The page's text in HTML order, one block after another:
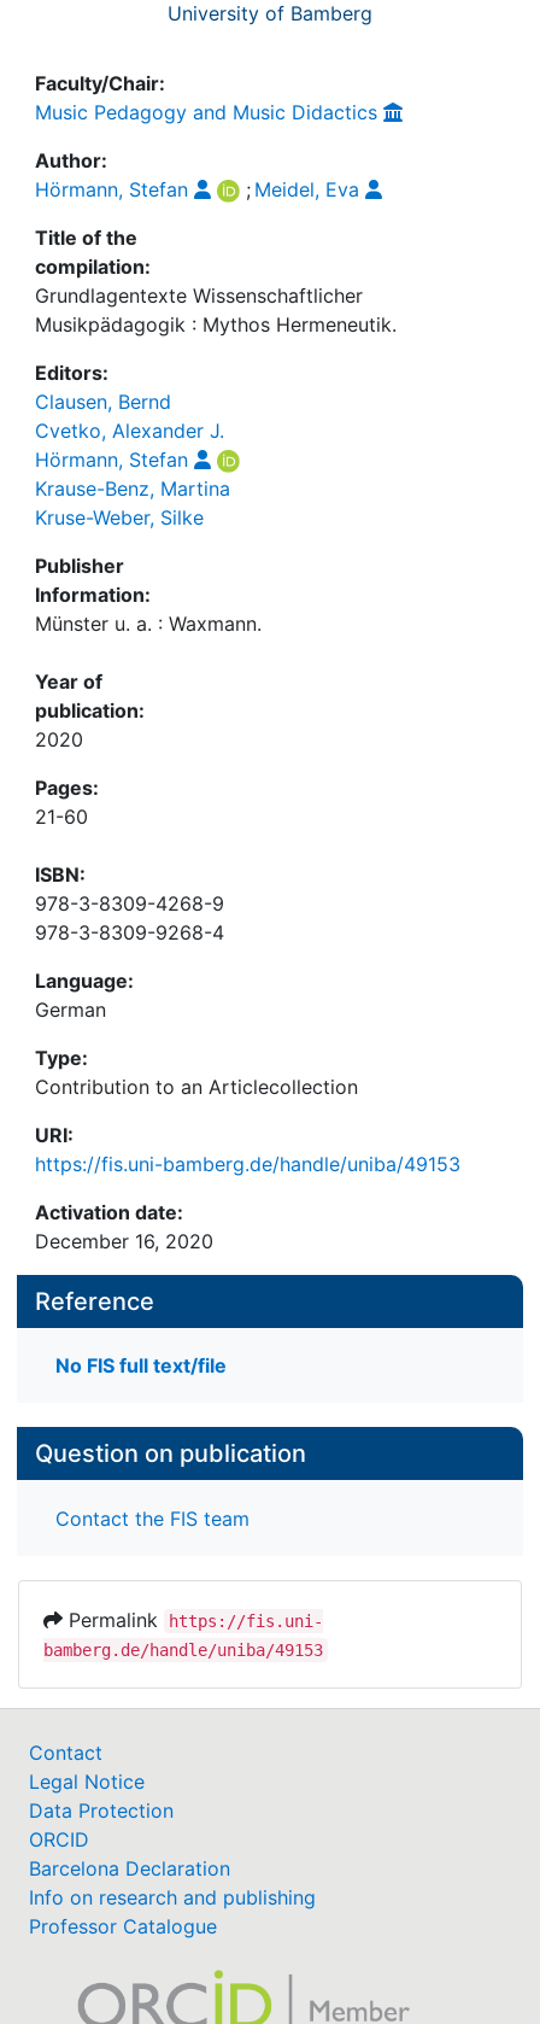
University of Bamberg
Faculty/Chair:
Music Pedagogy and Music Didactics
Author:
Hörmann, Stefan
; Meidel, Eva
Title of the
compilation:
Grundlagentexte Wissenschaftlicher
Musikpädagogik : Mythos Hermeneutik.
Editors:
Clausen, Bernd
Cvetko, Alexander J.
Hörmann, Stefan
Krause-Benz, Martina
Kruse-Weber, Silke
Publisher
Information:
Münster u. a. : Waxmann.
Year of
publication:
2020
Pages:
21-60
ISBN:
978-3-8309-4268-9
978-3-8309-9268-4
Language:
German
Type:
Contribution to an Articlecollection
URI:
https://fis.uni-bamberg.de/handle/uniba/49153
Activation date:
December 16, 2020
Reference
No FIS full text/file
Question on publication
Contact the FIS team
Permalink
https://fis.uni-
bamberg.de/handle/uniba/49153
Contact
Legal Notice
Data Protection
ORCID
Barcelona Declaration
Info on research and publishing
Professor Catalogue